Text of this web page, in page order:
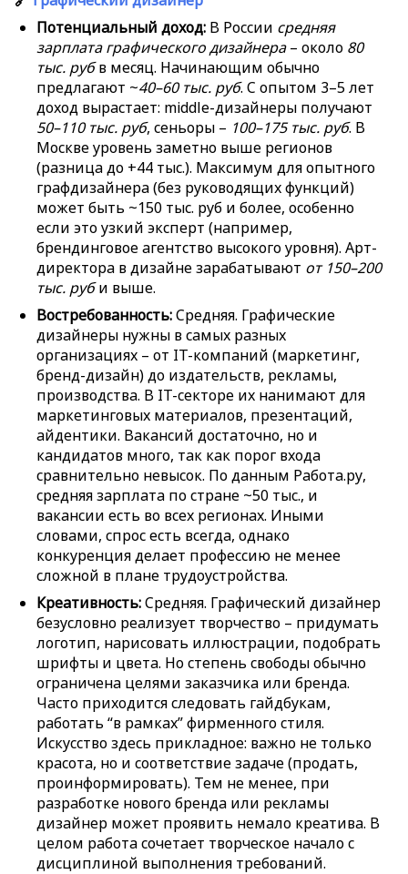
Потенциальный доход: В России средняя
зарплата графического дизайнера– около 80
тыс. рубв месяц. Начинающим обычно
предлагают ~40–60 тыс. руб. С опытом 3–5 лет
доход вырастает: middle-дизайнеры получают
50–110 тыс. руб, сеньоры – 100–175 тыс. руб. В
Москве уровень заметно выше регионов
(разница до +44 тыс.). Максимум для опытного
графдизайнера (без руководящих функций)
может быть ~150 тыс. руб и более, особенно
если это узкий эксперт (например,
брендинговое агентство высокого уровня). Арт-
директора в дизайне зарабатывают от 150–200
тыс. руби выше.
Востребованность:Средняя. Графические
дизайнеры нужны в самых разных
организациях – от IT-компаний (маркетинг,
бренд-дизайн) до издательств, рекламы,
производства. В IT-секторе их нанимают для
маркетинговых материалов, презентаций,
айдентики. Вакансий достаточно, но и
кандидатов много, так как порог входа
сравнительно невысок. По данным Работа.ру,
средняя зарплата по стране ~50 тыс., и
вакансии есть во всех регионах. Иными
словами, спрос есть всегда, однако
конкуренция делает профессию не менее
сложной в плане трудоустройства.
Креативность:Средняя. Графический дизайнер
безусловно реализует творчество – придумать
логотип, нарисовать иллюстрации, подобрать
шрифты и цвета. Но степень свободы обычно
ограничена целями заказчика или бренда.
Часто приходится следовать гайдбукам,
работать “в рамках” фирменного стиля.
Искусство здесь прикладное: важно не только
красота, но и соответствие задаче (продать,
проинформировать). Тем не менее, при
разработке нового бренда или рекламы
дизайнер может проявить немало креатива. В
целом работа сочетает творческое начало с
дисциплиной выполнения требований.